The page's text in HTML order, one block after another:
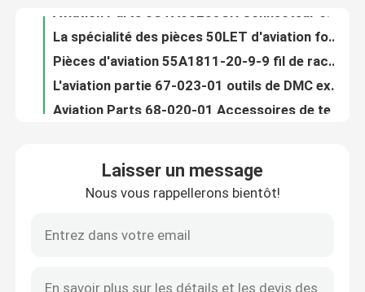
Contrôle de la qualité
Demandez un devis
Pièces d'aviation
Laisser un message
Nous vous rappellerons bientôt!